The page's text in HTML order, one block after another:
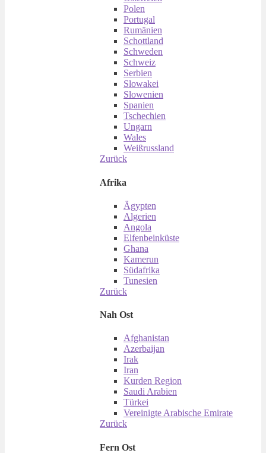
Polen
Portugal
Rumänien
Schottland
Schweden
Schweiz
Serbien
Slowakei
Slowenien
Spanien
Tschechien
Ungarn
Wales
Weißrussland
Zurück
Afrika
Ägypten
Algerien
Angola
Elfenbeinküste
Ghana
Kamerun
Südafrika
Tunesien
Zurück
Nah Ost
Afghanistan
Azerbaijan
Irak
Iran
Kurden Region
Saudi Arabien
Türkei
Vereinigte Arabische Emirate
Zurück
Fern Ost